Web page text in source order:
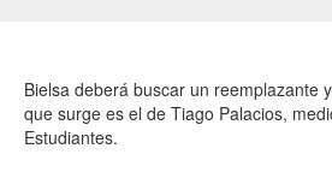
Bielsa deberá buscar un reemplazante
que surge es el de Tiago Palacios,
Estudiantes.